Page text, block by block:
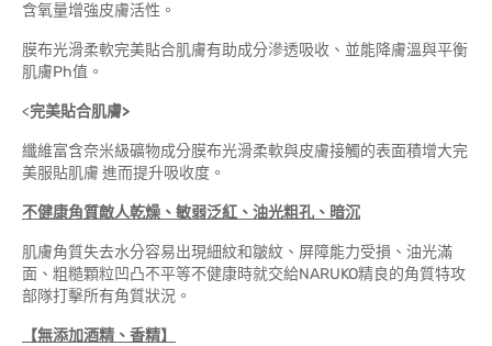
含氧量增強皮膚活性。
膜布光滑柔軟完美貼合肌膚有助成分滲透吸收、並能降膚溫與平衡
肌膚Ph值。
<完美貼合肌膚>
纖維富含奈米級礦物成分膜布光滑柔軟與皮膚接觸的表面積增大完
美服貼肌膚 進而提升吸收度。
不健康角質敵人乾燥、敏弱泛紅、油光粗孔、暗沉
肌膚角質失去水分容易出現細紋和皺紋、屏障能力受損、油光滿
面、粗糙顆粒凹凸不平等不健康時就交給NARUKO精良的角質特攻
部隊打擊所有角質狀況。
【無添加酒精、香精】